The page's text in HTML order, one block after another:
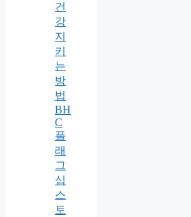
건
강
지
키
는
방
법
BH
C
플
래
그
십
스
토